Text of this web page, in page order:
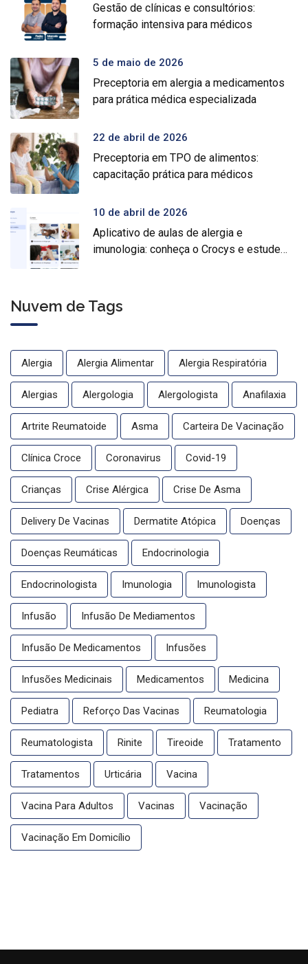
Gestão de clínicas e consultórios:
formação intensiva para médicos
5 de maio de 2026
Preceptoria em alergia a medicamentos
para prática médica especializada
22 de abril de 2026
Preceptoria em TPO de alimentos:
capacitação prática para médicos
10 de abril de 2026
Aplicativo de aulas de alergia e
imunologia: conheça o Crocys e estude
Nuvem de Tags
Alergia Alergia Alimentar Alergia Respiratória
Alergias Alergologia Alergologista Anafilaxia
Artrite Reumatoide Asma Carteira De Vacinação
Clínica Croce Coronavirus Covid-19
Crianças Crise Alérgica Crise De Asma
Delivery De Vacinas Dermatite Atópica Doenças
Doenças Reumáticas Endocrinologia
Endocrinologista Imunologia Imunologista
Infusão Infusão De Mediamentos
Infusão De Medicamentos Infusões
Infusões Medicinais Medicamentos Medicina
Pediatra Reforço Das Vacinas Reumatologia
Reumatologista Rinite Tireoide Tratamento
Tratamentos Urticária Vacina
Vacina Para Adultos Vacinas Vacinação
Vacinação Em Domicílio